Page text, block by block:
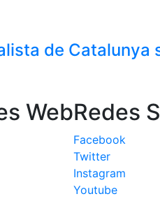
de Catalunya
WebRedes
Facebook
Twitter
Instagram
Youtube